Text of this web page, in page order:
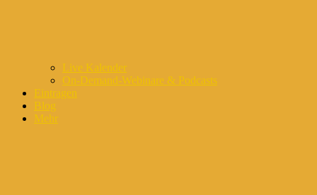
Live Kalender
On-Demand-Webinare & Podcasts
Eintragen
Blog
Mehr